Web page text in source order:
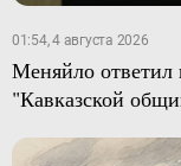
01:54, 4 августа 2026
Меняйло ответил
"Кавказской